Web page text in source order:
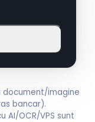
document/imagine
bancar).
AI/OCR/VPS sunt